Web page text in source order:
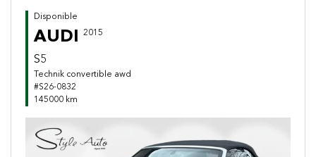
Disponible
AUDI 2015
S5
Technik convertible awd
#S26-0832
145000 km